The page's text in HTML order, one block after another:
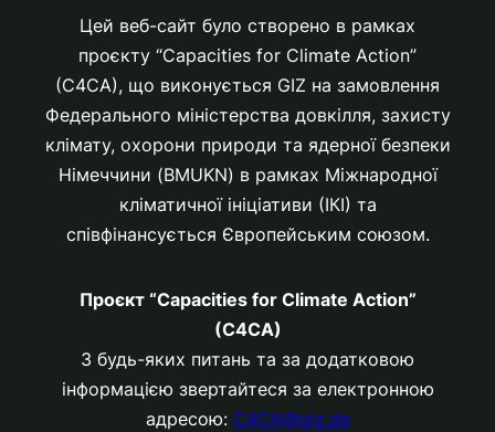
Цей веб-сайт було створено в рамках
проєкту “Capacities for Climate Action”
(C4CA), що виконується GIZ на замовлення
Федерального міністерства довкілля, захисту
клімату, охорони природи та ядерної безпеки
Німеччини (BMUKN) в рамках Міжнародної
кліматичної ініціативи (ІКІ) та
співфінансується Європейським союзом.
Проєкт “Capacities for Climate Action”
(C4CA)
З будь-яких питань та за додатковою
інформацією звертайтеся за електронною
адресою: C4CA@giz.de